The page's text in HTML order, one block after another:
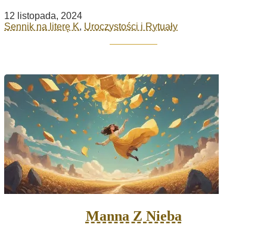
12 listopada, 2024
Sennik na literę K, Uroczystości i Rytuały
Manna Z Nieba